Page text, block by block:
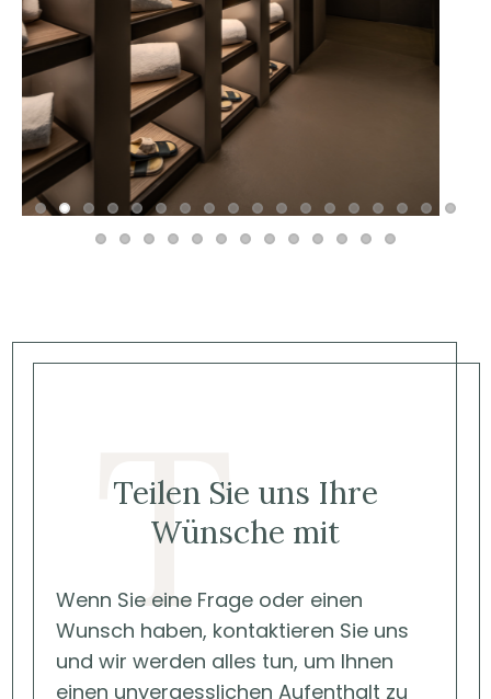
T
Teilen Sie uns Ihre
Wünsche mit
Wenn Sie eine Frage oder einen
Wunsch haben, kontaktieren Sie uns
und wir werden alles tun, um Ihnen
einen unvergesslichen Aufenthalt zu